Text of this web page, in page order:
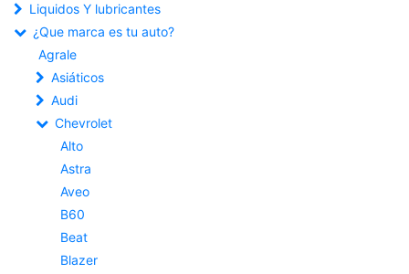
Liquidos Y lubricantes
¿Que marca es tu auto?
Agrale
Asiáticos
Audi
Chevrolet
Alto
Astra
Aveo
B60
Beat
Blazer